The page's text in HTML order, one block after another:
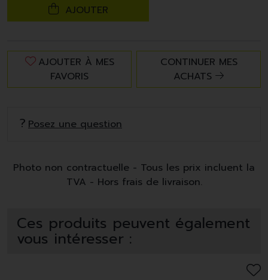
AJOUTER
AJOUTER À MES
FAVORIS
CONTINUER MES
ACHATS
Posez une question
Photo non contractuelle - Tous les prix incluent la
TVA - Hors frais de livraison.
Ces produits peuvent également
vous intéresser :